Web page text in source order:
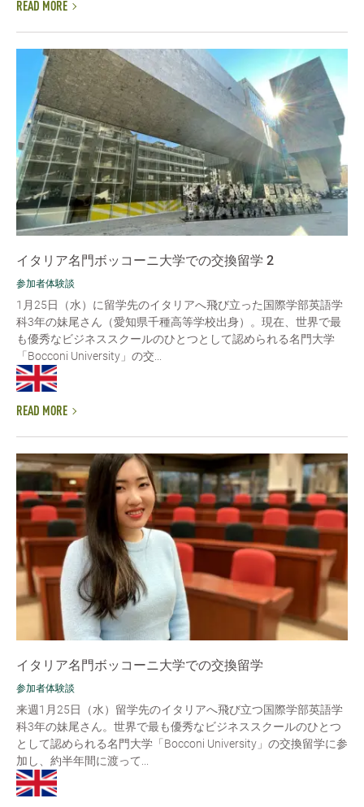
READ MORE
イタリア名門ボッコーニ大学での交換留学 2
参加者体験談
1月25日（水）に留学先のイタリアへ飛び立った国際学部英語学
科3年の妹尾さん（愛知県千種高等学校出身）。現在、世界で最
も優秀なビジネススクールのひとつとして認められる名門大学
「Bocconi University」の交...
READ MORE
イタリア名門ボッコーニ大学での交換留学
参加者体験談
来週1月25日（水）留学先のイタリアへ飛び立つ国際学部英語学
科3年の妹尾さん。世界で最も優秀なビジネススクールのひとつ
として認められる名門大学「Bocconi University」の交換留学に参
加し、約半年間に渡って...